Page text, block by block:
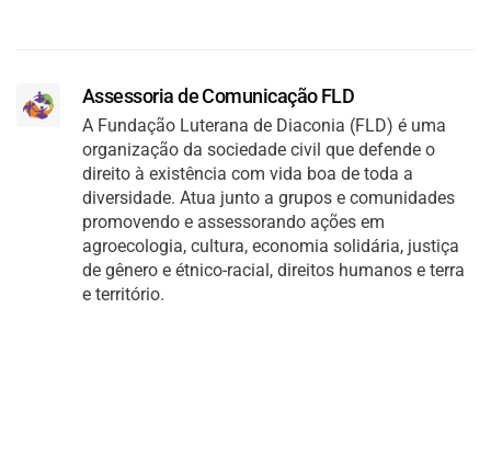
Assessoria de Comunicação FLD
A Fundação Luterana de Diaconia (FLD) é uma
organização da sociedade civil que defende o
direito à existência com vida boa de toda a
diversidade. Atua junto a grupos e comunidades
promovendo e assessorando ações em
agroecologia, cultura, economia solidária, justiça
de gênero e étnico-racial, direitos humanos e terra
e território.